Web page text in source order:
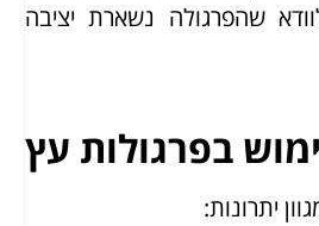
שהפרגולה נשארת יציבה
בפרגולות עץ
יתרונות: